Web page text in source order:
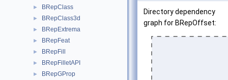
► BRepClass
► BRepClass3d
► BRepExtrema
► BRepFeat
► BRepFill
► BRepFilletAPI
► BRepGProp
Directory dependency
graph for BRepOffset: